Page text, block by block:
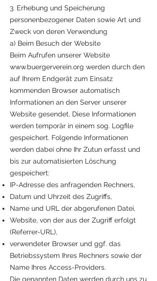
3. Erhebung und Speicherung
personenbezogener Daten sowie Art und
Zweck von deren Verwendung
a) Beim Besuch der Website
Beim Aufrufen unserer Website
www.buergerverein.org werden durch den
auf Ihrem Endgerät zum Einsatz
kommenden Browser automatisch
Informationen an den Server unserer
Website gesendet. Diese Informationen
werden temporär in einem sog. Logfile
gespeichert. Folgende Informationen
werden dabei ohne Ihr Zutun erfasst und
bis zur automatisierten Löschung
gespeichert:
IP-Adresse des anfragenden Rechners,
Datum und Uhrzeit des Zugriffs,
Name und URL der abgerufenen Datei,
Website, von der aus der Zugriff erfolgt
(Referrer-URL),
verwendeter Browser und ggf. das
Betriebssystem Ihres Rechners sowie der
Name Ihres Access-Providers.
Die genannten Daten werden durch uns zu